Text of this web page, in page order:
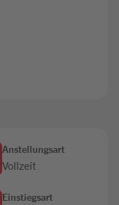
Anstellungsart
Vollzeit
Einstiegsart